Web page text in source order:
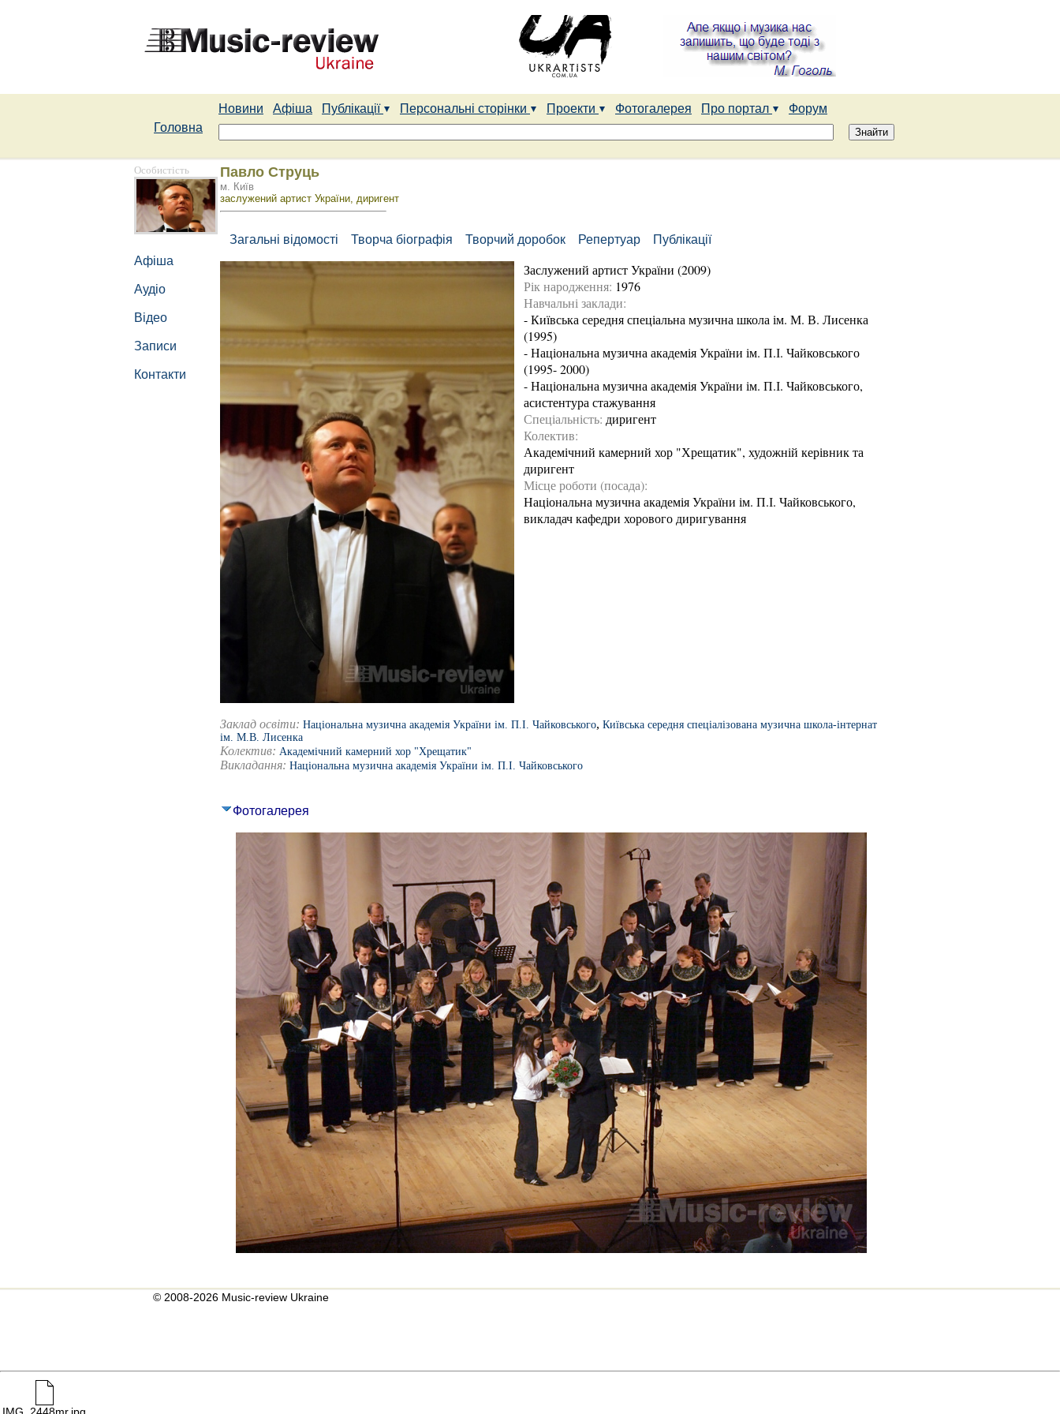
Новини Афіша Публікації Персональні сторінки Проекти Фотогалерея Про портал
Форум
Головна
Особистість
Афіша
Аудіо
Відео
Записи
Контакти
Павло Струць
м. Київ
заслужений артист України, диригент
Загальні відомості Творча біографія Творчий доробок Репертуар Публікації
Заслужений артист України (2009)
Рік народження: 1976
Навчальні заклади:
-Київська середня спеціальна музична школа ім. М. В. Лисенка
(1995)
-Національна музична академія України ім. П.І. Чайковського
(1995- 2000)
-Національна музична академія України ім. П.І. Чайковського,
асистентура стажування
Спеціальність: диригент
Колектив:
Академічний камерний хор "Хрещатик", художній керівник та
диригент
Місце роботи (посада):
Національна музична академія України ім. П.І. Чайковського,
викладач кафедри хорового диригування
Заклад освіти: Національна музична академія України ім. П.І. Чайковського, Київська середня спеціалізована музична школа-інтернат
ім. М.В. Лисенка
Колектив: Академічний камерний хор "Хрещатик"
Викладання: Національна музична академія України ім. П.І. Чайковського
Фотогалерея
© 2008-2026 Music-review Ukraine